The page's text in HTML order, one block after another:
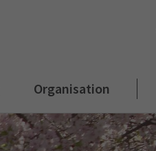
Organisation